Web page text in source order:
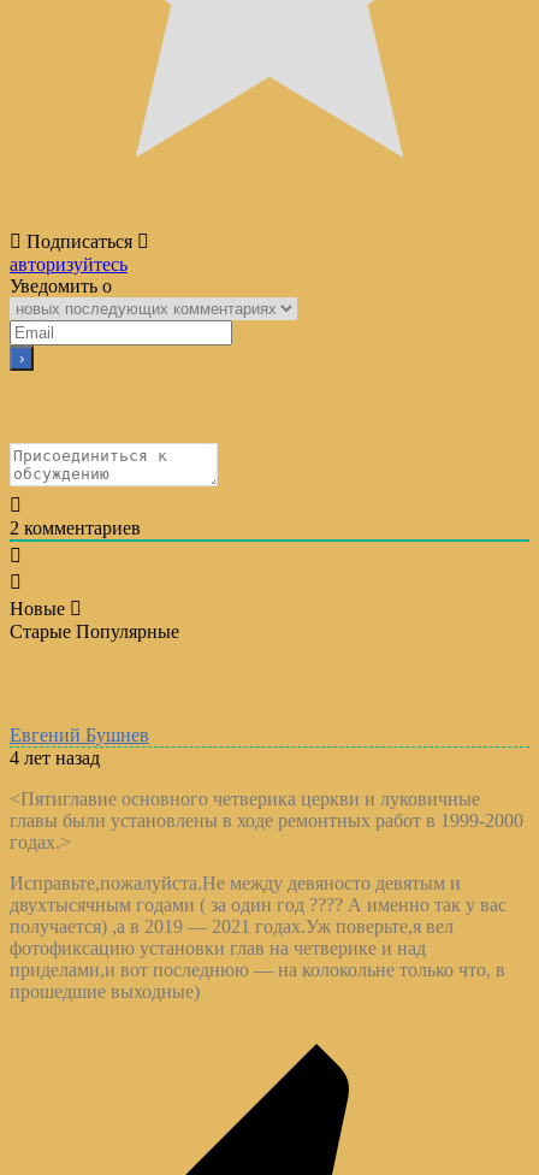
Подписаться
авторизуйтесь
Уведомить о
2 комментариев
Новые
Старые Популярные
Евгений Бушнев
4 лет назад
<Пятиглавие основного четверика церкви и луковичные
главы были установлены в ходе ремонтных работ в 1999-2000
годах.>
Исправьте,пожалуйста.Не между девяносто девятым и
двухтысячным годами ( за один год ???? А именно так у вас
получается) ,а в 2019 — 2021 годах.Уж поверьте,я вел
фотофиксацию установки глав на четверике и над
приделами,и вот последнюю — на колокольне только что, в
прошедшие выходные)